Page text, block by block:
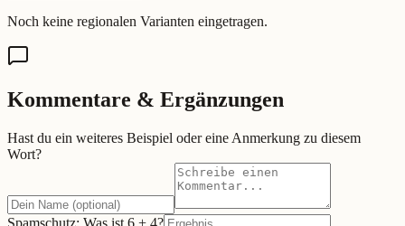
Noch keine regionalen Varianten eingetragen.
Kommentare & Ergänzungen
Hast du ein weiteres Beispiel oder eine Anmerkung zu diesem
Wort?
Spamschutz: Was ist 6 + 4?